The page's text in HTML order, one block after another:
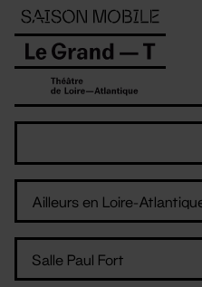
Panneau de gestion des cookies